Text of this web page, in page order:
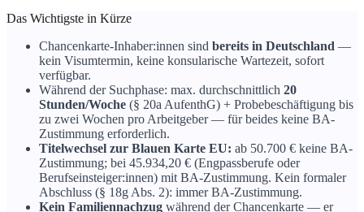
Das Wichtigste in Kürze
Chancenkarte-Inhaber:innen sind bereits in Deutschland —
kein Visumtermin, keine konsularische Wartezeit, sofort
verfügbar.
Während der Suchphase: max. durchschnittlich 20
Stunden/Woche (§ 20a AufenthG) + Probebeschäftigung bis
zu zwei Wochen pro Arbeitgeber — für beides keine BA-
Zustimmung erforderlich.
Titelwechsel zur Blauen Karte EU: ab 50.700 € keine BA-
Zustimmung; bei 45.934,20 € (Engpassberufe oder
Berufseinsteiger:innen) mit BA-Zustimmung. Kein formaler
Abschluss (§ 18g Abs. 2): immer BA-Zustimmung.
Kein Familiennachzug während der Chancenkarte — er